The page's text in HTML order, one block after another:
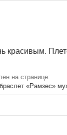
красивым.
на странице:
«Рамзес»